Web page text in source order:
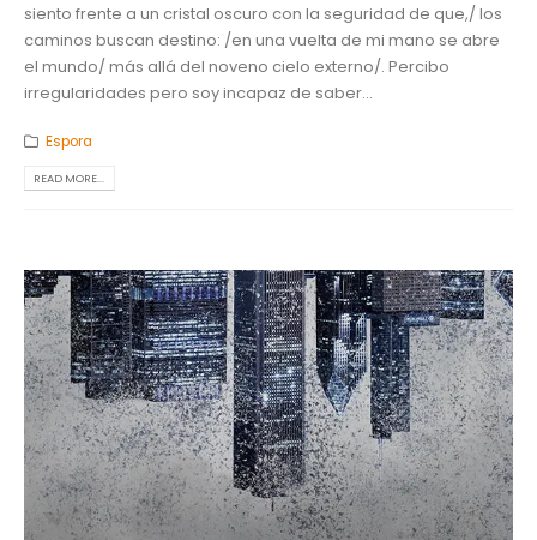
siento frente a un cristal oscuro con la seguridad de que,/ los
caminos buscan destino: /en una vuelta de mi mano se abre
el mundo/ más allá del noveno cielo externo/. Percibo
irregularidades pero soy incapaz de saber...
Espora
READ MORE...